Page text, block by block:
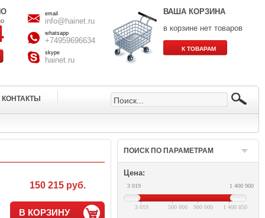
email
info@hainet.ru
whatsapp
+74959696634
skype
hainet.ru
ВАША КОРЗИНА
в корзине нет товаров
КОНТАКТЫ
150 215 руб.
В КОРЗИНУ
ПОИСК ПО ПАРАМЕТРАМ
Цена:
3 019 1 400 900
3 019 1 400 850
500 000 900 000